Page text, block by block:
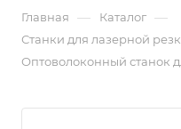
Главная — Каталог —
Станки для лазерной
Оптоволоконный станок